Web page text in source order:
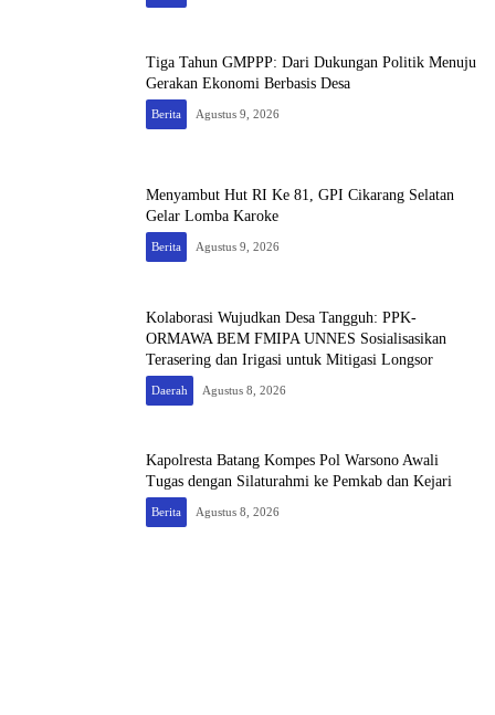
Tiga Tahun GMPPP: Dari Dukungan Politik Menuju
Gerakan Ekonomi Berbasis Desa
Berita Agustus 9, 2026
Menyambut Hut RI Ke 81, GPI Cikarang Selatan
Gelar Lomba Karoke
Berita Agustus 9, 2026
Kolaborasi Wujudkan Desa Tangguh: PPK-
ORMAWA BEM FMIPA UNNES Sosialisasikan
Terasering dan Irigasi untuk Mitigasi Longsor
Daerah Agustus 8, 2026
Kapolresta Batang Kompes Pol Warsono Awali
Tugas dengan Silaturahmi ke Pemkab dan Kejari
Berita Agustus 8, 2026